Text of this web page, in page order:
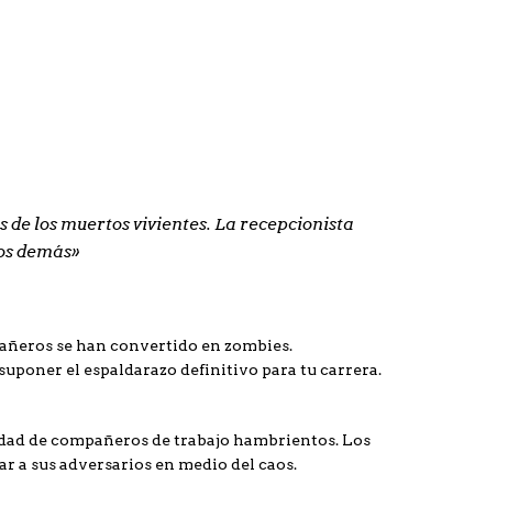
de los muertos vivientes. La recepcionista
demás»
se han convertido en zombies.
el espaldarazo definitivo para tu carrera.
de compañeros de trabajo hambrientos. Los
a sus adversarios en medio del caos.